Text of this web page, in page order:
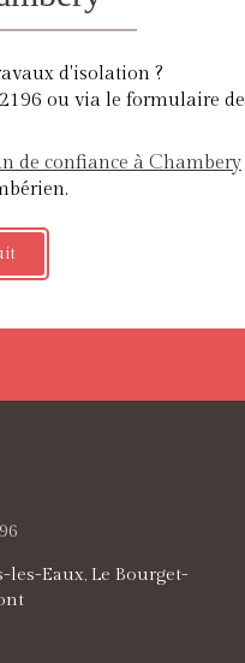
d'isolation ?
ou via le formulaire de
de confiance à Chambery
les-Eaux, Le Bourget-